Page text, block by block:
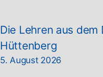
Die Lehren aus
Hüttenberg
5. August 2026